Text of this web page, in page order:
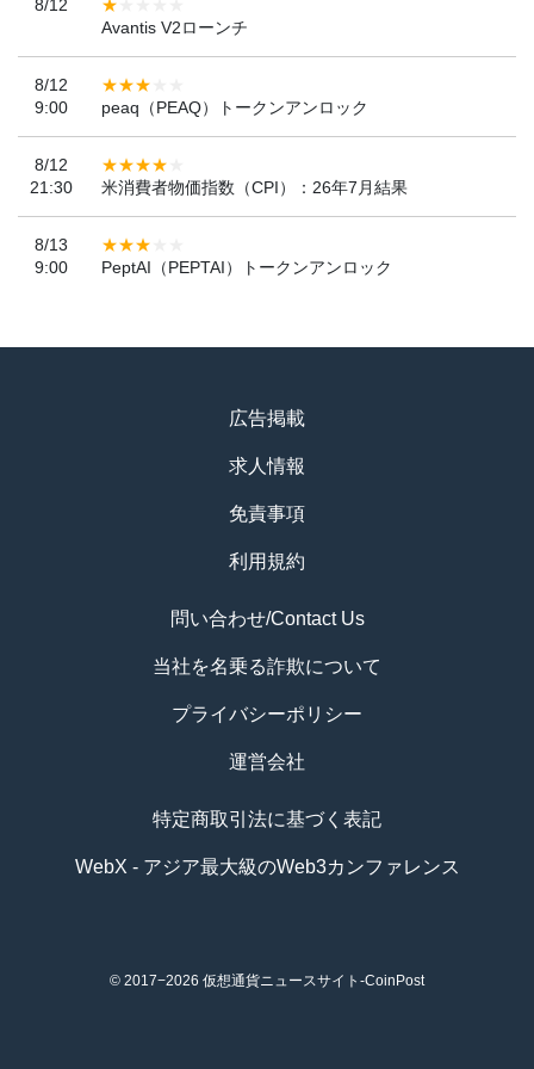
8/12
Avantis V2ローンチ
8/12
9:00
peaq（PEAQ）トークンアンロック
8/12
21:30
米消費者物価指数（CPI）：26年7月結果
8/13
9:00
PeptAI（PEPTAI）トークンアンロック
広告掲載
求人情報
免責事項
利用規約
問い合わせ/Contact Us
当社を名乗る詐欺について
プライバシーポリシー
運営会社
特定商取引法に基づく表記
WebX - アジア最大級のWeb3カンファレンス
© 2017−2026 仮想通貨ニュースサイト-CoinPost